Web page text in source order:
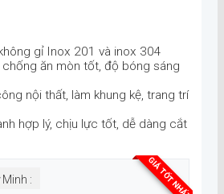
gỉ Inox 201 và inox 304
chống ăn mòn tốt, độ bóng sáng
nội thất, làm khung kệ, trang trí
hợp lý, chịu lực tốt, dễ dàng cắt
GIÁ TỐT NHẤT
: